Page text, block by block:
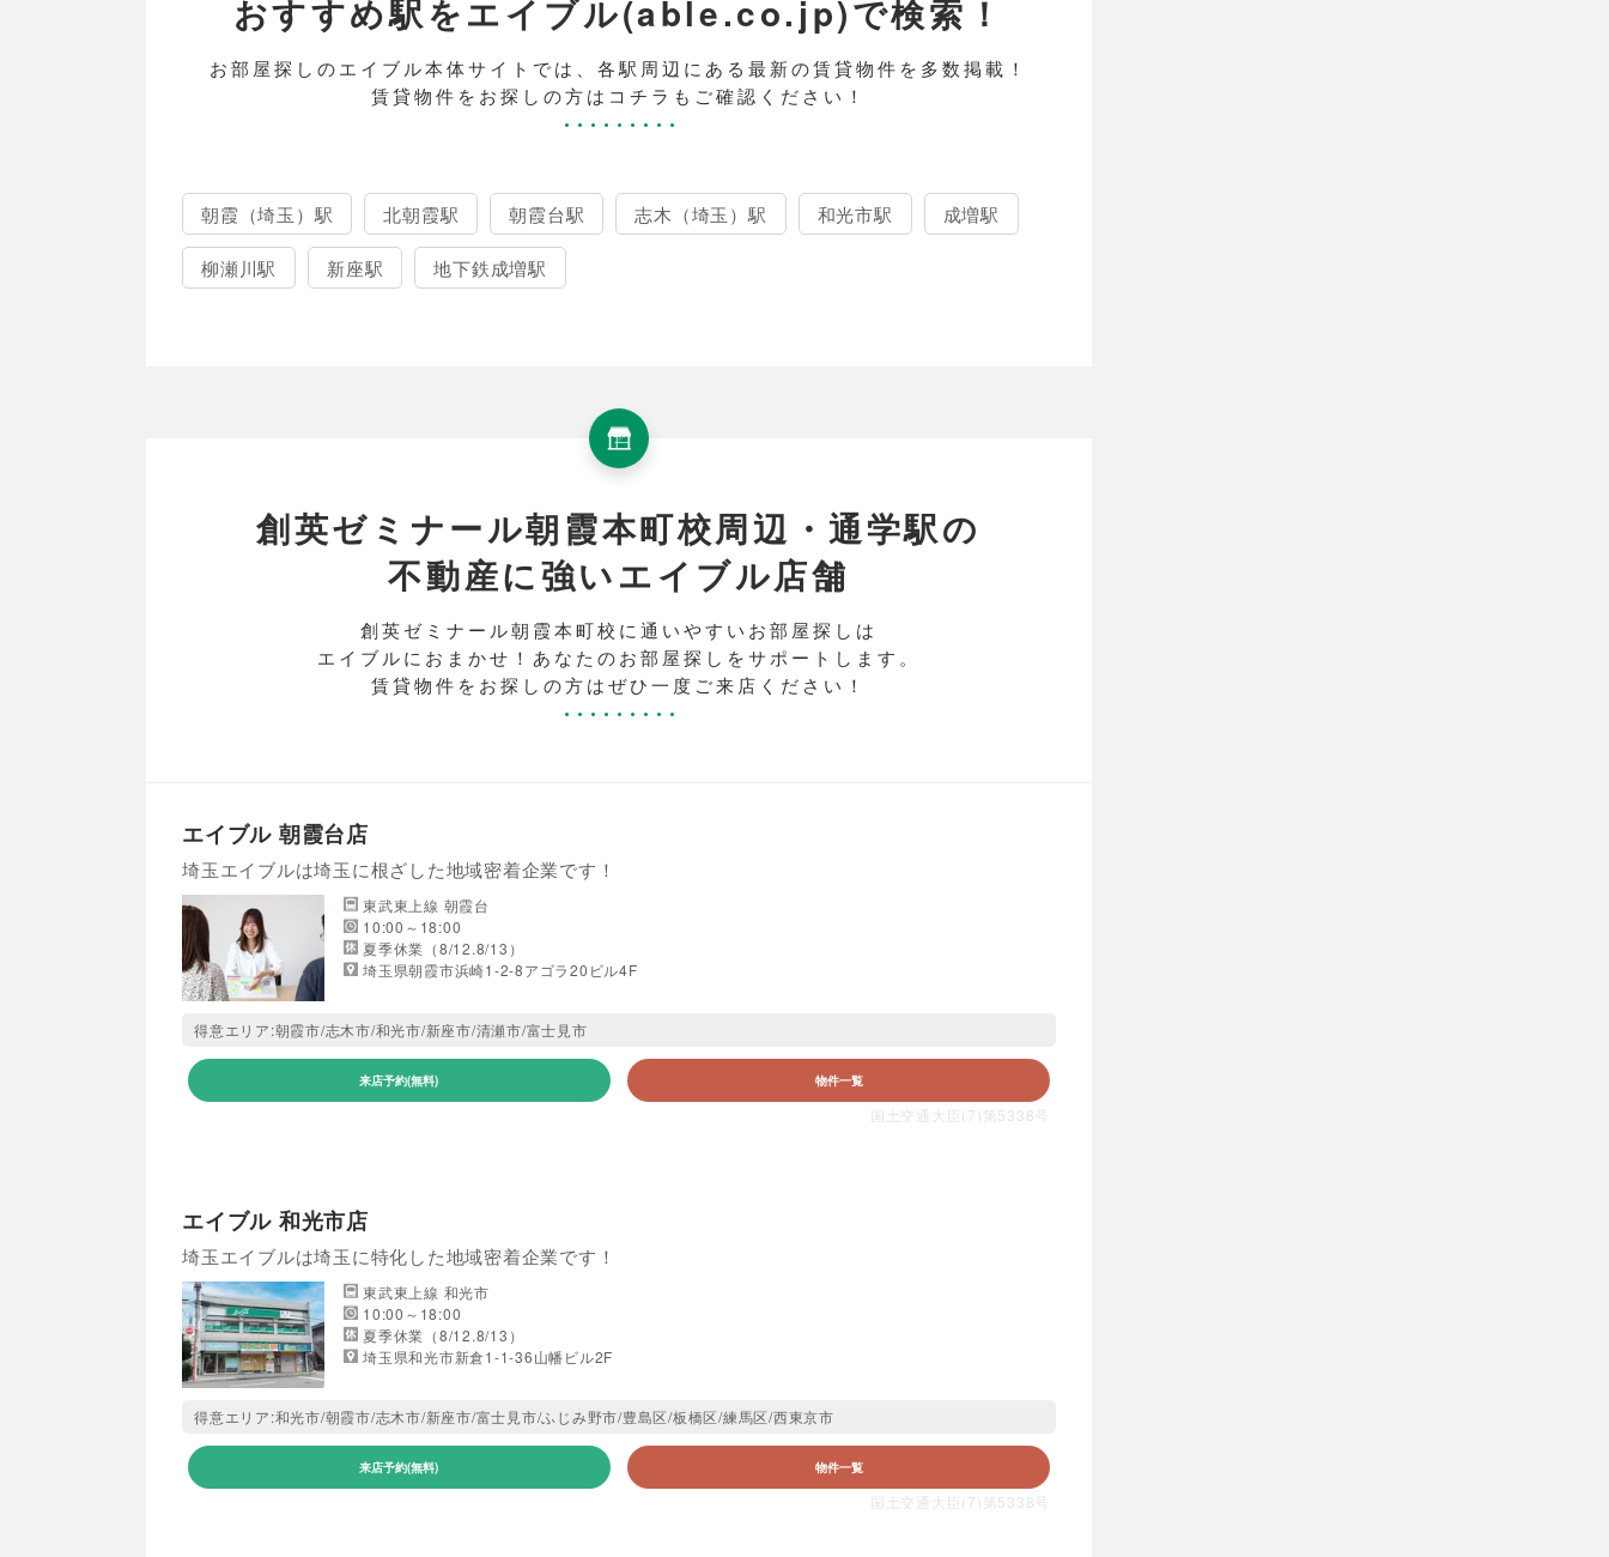
おすすめ駅をエイブル(able.co.jp)で検索！
お部屋探しのエイブル本体サイトでは、各駅周辺にある最新の賃貸物件を多数掲載！
賃貸物件をお探しの方はコチラもご確認ください！
朝霞（埼玉）駅 北朝霞駅 朝霞台駅 志木（埼玉）駅 和光市駅 成増駅
柳瀬川駅 新座駅 地下鉄成増駅
創英ゼミナール朝霞本町校周辺・通学駅の
不動産に強いエイブル店舗
創英ゼミナール朝霞本町校に通いやすいお部屋探しは
エイブルにおまかせ！あなたのお部屋探しをサポートします。
賃貸物件をお探しの方はぜひ一度ご来店ください！
エイブル 朝霞台店
埼玉エイブルは埼玉に根ざした地域密着企業です！
東武東上線 朝霞台
10:00～18:00
夏季休業（8/12.8/13）
埼玉県朝霞市浜崎1-2-8アゴラ20ビル4F
得意エリア:朝霞市/志木市/和光市/新座市/清瀬市/富士見市
来店予約(無料) 物件一覧
国土交通大臣(7)第5338号
エイブル 和光市店
埼玉エイブルは埼玉に特化した地域密着企業です！
東武東上線 和光市
10:00～18:00
夏季休業（8/12.8/13）
埼玉県和光市新倉1-1-36山幡ビル2F
得意エリア:和光市/朝霞市/志木市/新座市/富士見市/ふじみ野市/豊島区/板橋区/練馬区/西東京市
来店予約(無料) 物件一覧
国土交通大臣(7)第5338号